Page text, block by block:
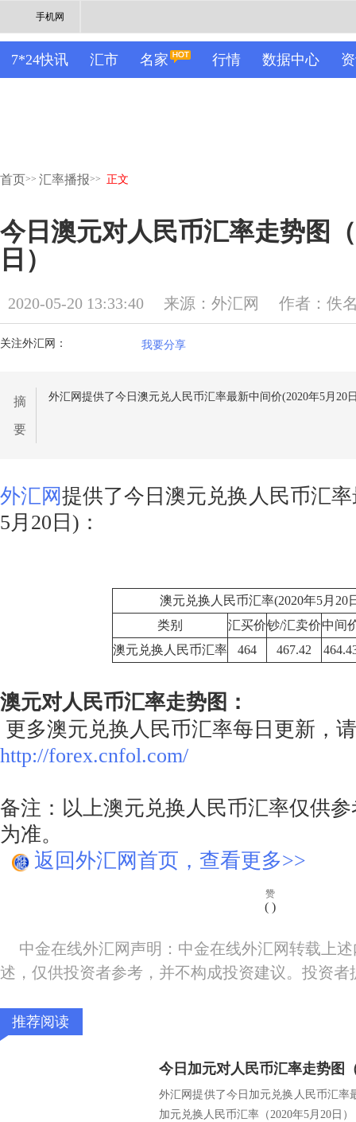
手机网
7*24快讯 汇市 名家 行情 数据中心
首页>> 汇率播报>> 正文
今日澳元对人民币汇率走势图
日）
2020-05-20 13:33:40 来源：外汇网 作者：佚
关注外汇网： 我要分享
摘
要
外汇网提供了今日澳元兑人民币汇率最新中间价(2020年5月20
外汇网提供了今日澳元兑换人民币汇
5月20日)：
澳元兑换人民币汇率(2020年5月20
类别
汇买价钞/汇卖价中间
澳元兑换人民币汇率
464 467.42
澳元对人民币汇率走势图：
更多澳元兑换人民币汇率每日更新，
http://forex.cnfol.com/
备注：以上澳元兑换人民币汇率仅供
为准。
返回外汇网首页，查看更多>>
赞
( )
中金在线外汇网声明：中金在线外汇网转载上
述，仅供投资者参考，并不构成投资建议。投资
推荐阅读
今日加元对人民币汇率走势图
外汇网提供了今日加元兑换人民币汇率
加元兑换人民币汇率（2020年5月20日